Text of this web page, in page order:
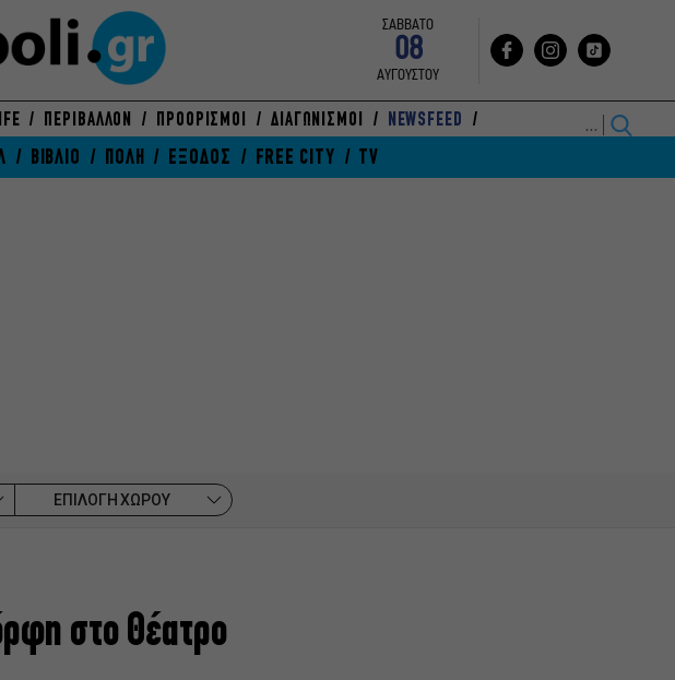
ΣΑΒΒΑΤΟ
08
ΑΥΓΟΥΣΤΟΥ
ΠΕΡΙΒΑΛΛΟΝ ΠΡΟΟΡΙΣΜΟΙ ΔΙΑΓΩΝΙΣΜΟΙ NEWSFEED
ΒΙΒΛΙΟ ΠΟΛΗ ΕΞΟΔΟΣ FREE CITY TV
ΕΠΙΛΟΓΗ ΧΩΡΟΥ
στο Θέατρο